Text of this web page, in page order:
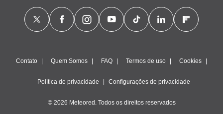
Contato Quem Somos FAQ Termos de uso Cookies
Política de privacidade Configurações de privacidade
© 2026 Meteored. Todos os direitos reservados